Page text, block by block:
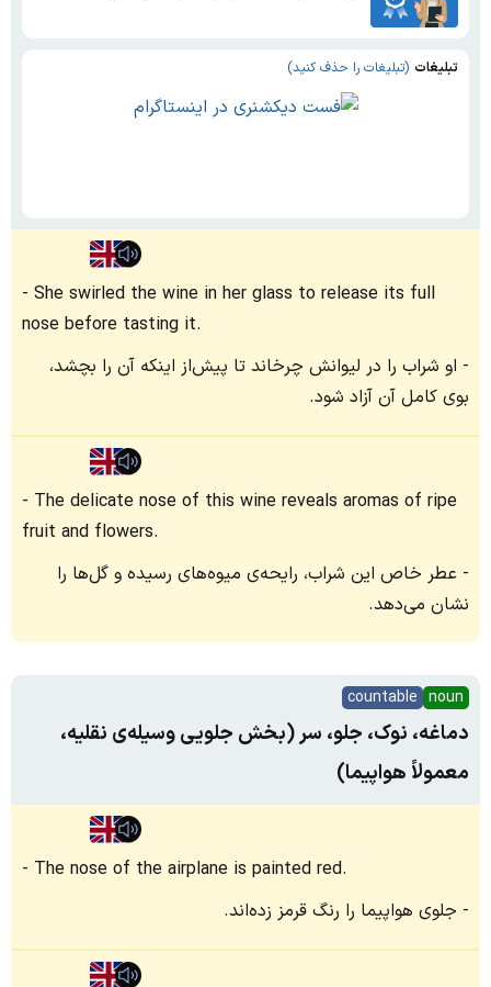
تبلیغات (تبلیغات را حذف کنید)
She swirled the wine in her glass to release its full
nose before tasting it.
او شراب را در لیوانش چرخاند تا پیش‌از اینکه آن را بچشد،
بوی کامل آن آزاد شود.
The delicate nose of this wine reveals aromas of ripe
fruit and flowers.
عطر خاص این شراب، رایحه‌‌ی میوه‌های رسیده و گل‌ها را
نشان می‌دهد.
noun
countable
دماغه، نوک، جلو، سر (بخش جلویی وسیله‌ی نقلیه،
معمولاً هواپیما)
The nose of the airplane is painted red.
جلوی هواپیما را رنگ قرمز زده‌اند.